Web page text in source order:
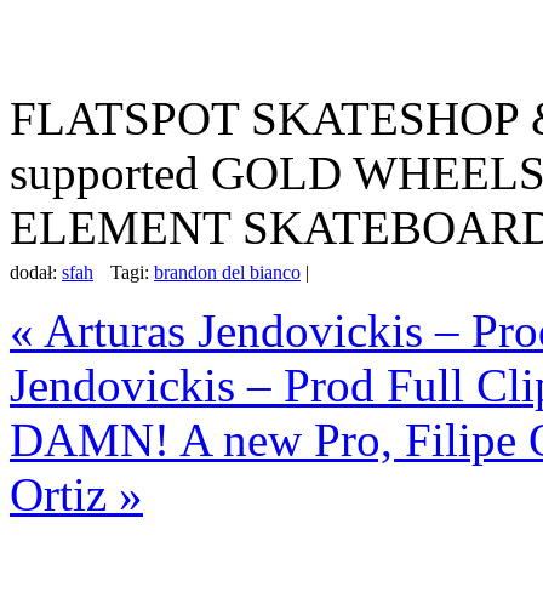
FLATSPOT
supported GOLD
ELEMENT
dodał: sfah Tagi: brandon del bianco |
« Arturas Jendovickis –
Jendovickis – Prod Full
DAMN! A new Pro, Filipe
Ortiz »